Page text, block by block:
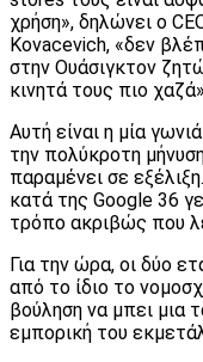
χρήση», δηλώνει ο
Kovacevich, «δεν
στην Ουάσιγκτον
κινητά τους πιο
Αυτή είναι η μία
την πολύκροτη
παραμένει σε
κατά της Google 36
τρόπο ακριβώς που
Για την ώρα, οι δύο
από το ίδιο το
βούληση να μπει μια
εμπορική του